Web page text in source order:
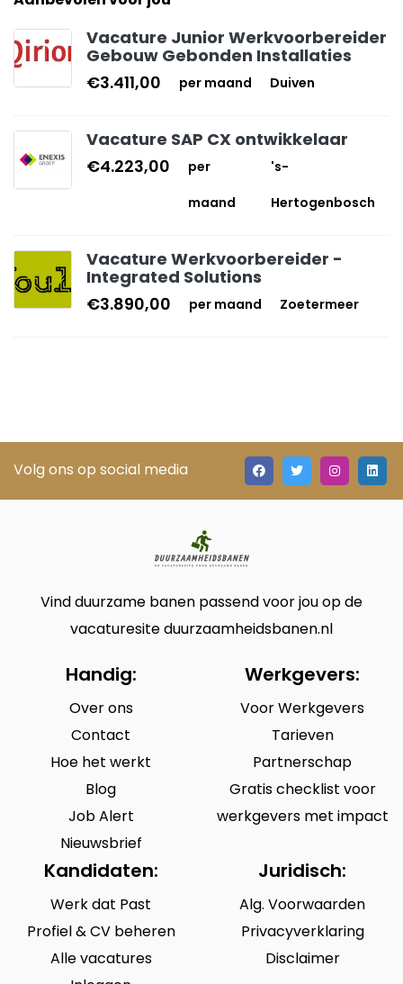
Vacature Junior Werkvoorbereider
Gebouw Gebonden Installaties
€3.411,00
per maand Duiven
Vacature SAP CX ontwikkelaar
€4.223,00
per
maand
's-
Hertogenbosch
Vacature Werkvoorbereider -
Integrated Solutions
€3.890,00
per maand Zoetermeer
Volg ons op social media
Vind duurzame banen passend voor jou op de
vacaturesite duurzaamheidsbanen.nl
Handig:
Over ons
Contact
Hoe het werkt
Blog
Job Alert
Nieuwsbrief
Werkgevers:
Voor Werkgevers
Tarieven
Partnerschap
Gratis checklist voor
werkgevers met impact
Kandidaten:
Werk dat Past
Profiel & CV beheren
Alle vacatures
Juridisch:
Alg. Voorwaarden
Privacyverklaring
Disclaimer